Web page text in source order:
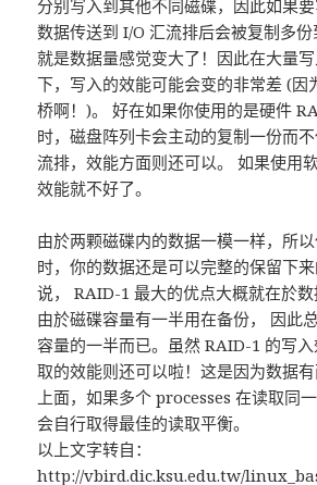
分别写入到其他不同磁碟，因此如果要
数据传送到 I/O 汇流排后会被复制多
就是数据量感觉变大了！因此在大量
下，写入的效能可能会变的非常差 (因
桥啊！)。 好在如果你使用的是硬件
时，磁盘阵列卡会主动的复制一份而
流排，效能方面则还可以。 如果使用
效能就不好了。
由於两颗磁碟内的数据一模一样，所
时，你的数据还是可以完整的保留下
说， RAID-1 最大的优点大概就在於
由於磁碟容量有一半用在备份， 因此
容量的一半而已。虽然 RAID-1 的写
取的效能则还可以啦！这是因为数据
上面，如果多个 processes 在读取同
会自行取得最佳的读取平衡。
以上文字转自：
http://vbird.dic.ksu.edu.tw/